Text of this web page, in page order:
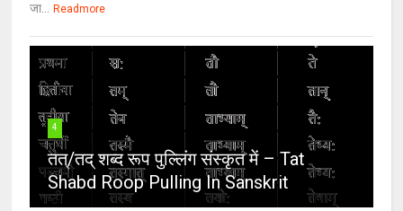
जा... Readmore
4
तत्/तद् शब्द रूप पुल्लिंग संस्कृत में – Tat
Shabd Roop Pulling In Sanskrit